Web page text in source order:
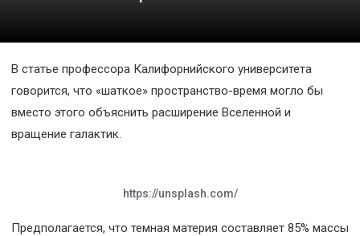
О
проекте
В статье профессора Калифорнийского университета
говорится, что «шаткое» пространство-время могло бы
вместо этого объяснить расширение Вселенной и
вращение галактик.
https://unsplash.com/
Предполагается, что темная материя составляет 85% массы